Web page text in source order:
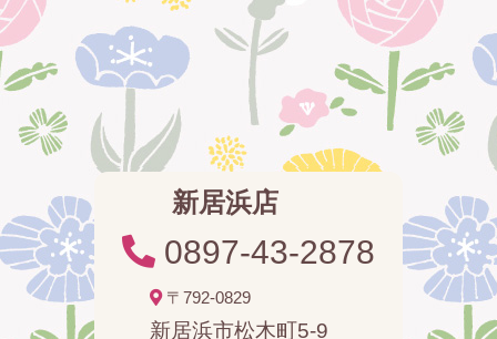
新居浜店
0897-43-2878
〒792-0829
新居浜市松木町5-9